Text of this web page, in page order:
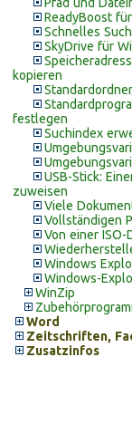
ReadyBoost
Schnelles
SkyDrive für
kopieren
festlegen
Suchindex
USB-Stick:
zuweisen
Viele
Vollständigen
Von einer
Windows
Windows-
WinZip
Word
Zeitschriften,
Zusatzinfos